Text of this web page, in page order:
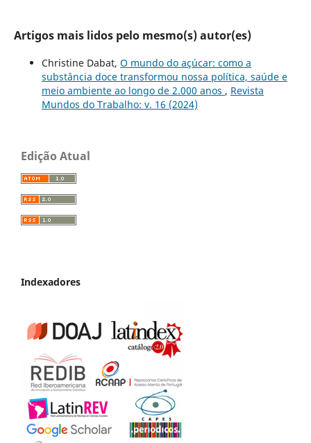
Artigos mais lidos pelo mesmo(s) autor(es)
Christine Dabat, O mundo do açúcar: como a
substância doce transformou nossa política, saúde e
meio ambiente ao longo de 2.000 anos , Revista
Mundos do Trabalho: v. 16 (2024)
Edição Atual
Indexadores